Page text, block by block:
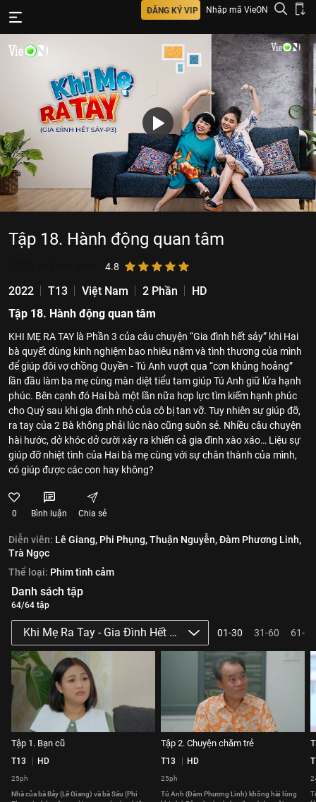
ĐĂNG KÝ VIP Nhập mã VieON
Tập 18. Hành động quan tâm
4.8
2022 T13 Việt Nam 2 Phần
HD
Tập 18. Hành động quan tâm
KHI MẸ RA TAY là Phần 3 của câu chuyện “Gia đình hết sảy” khi Hai
bà quyết dùng kinh nghiệm bao nhiêu năm và tình thương của mình
để giúp đôi vợ chồng Quyền - Tú Anh vượt qua “cơn khủng hoảng”
lần đầu làm ba mẹ cùng màn diệt tiểu tam giúp Tú Anh giữ lửa hạnh
phúc. Bên cạnh đó Hai bà một lần nữa hợp lực tìm kiếm hạnh phúc
cho Quý sau khi gia đình nhỏ của cô bị tan vỡ. Tuy nhiên sự giúp đỡ,
ra tay của 2 Bà không phải lúc nào cũng suôn sẻ. Nhiều câu chuyện
hài hước, dở khóc dở cười xảy ra khiến cả gia đình xào xáo… Liệu sự
giúp đỡ nhiệt tình của Hai bà mẹ cùng với sự chân thành của mình,
có giúp được các con hay không?
0 Bình luận Chia sẻ
Diễn viên: Lê Giang, Phi Phụng,Thuận Nguyễn,Đàm Phương Linh,
Trà Ngọc
Thể loại: Phim tình cảm
Danh sách tập
64/64 tập
Khi Mẹ Ra Tay - Gia Đình Hết Sảy Phần 301-30 31-60 61-64
Tập 1. Bạn cũ
T13 HD
25ph
Nhà của bà Bảy (Lê Giang) và bà Sáu (Phi
Tập 2. Chuyện chăm trẻ
T13 HD
25ph
Tú Anh (Đàm Phương Linh) không hài lòng